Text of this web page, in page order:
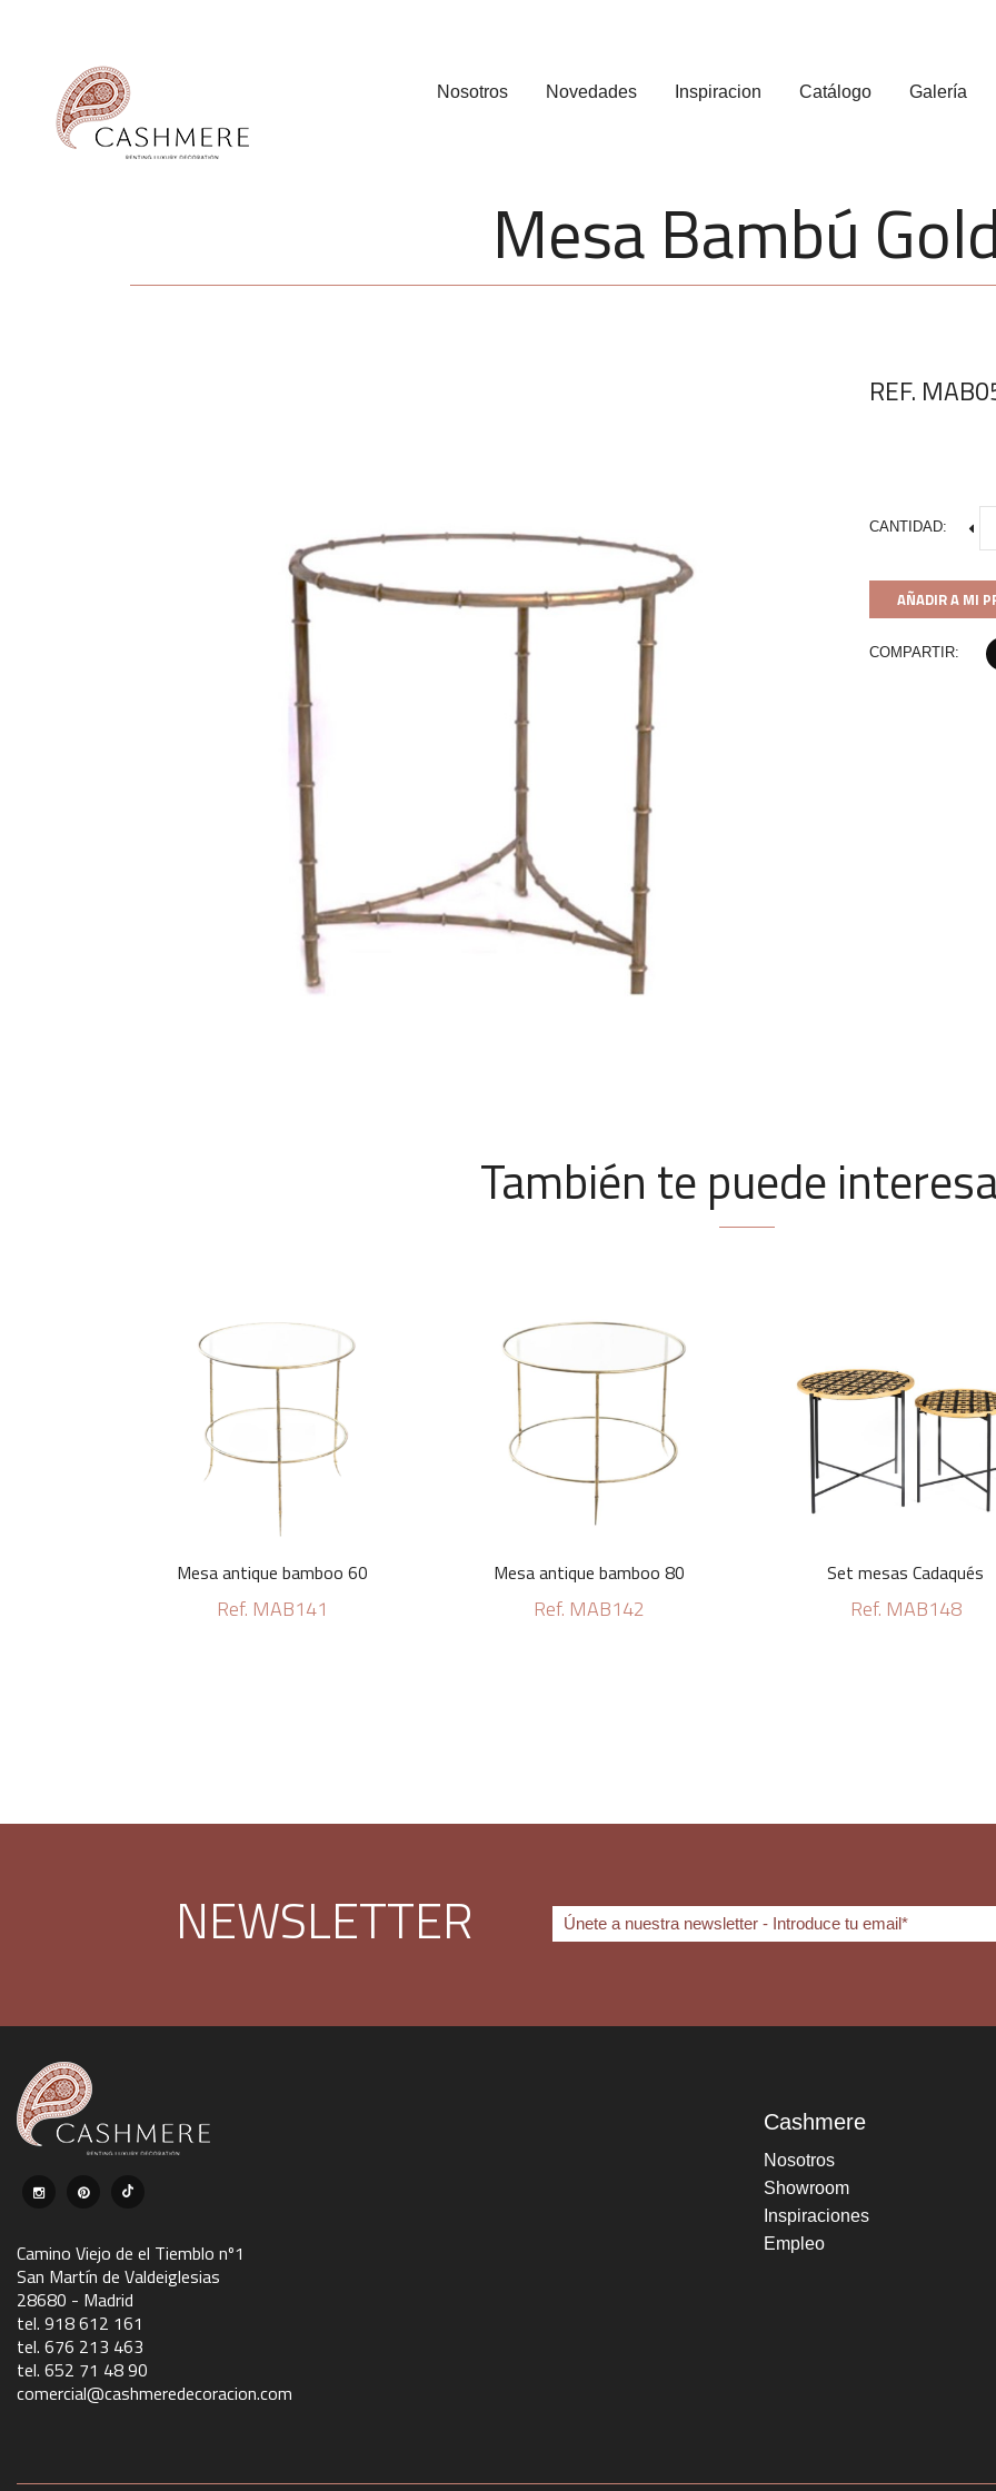
Nosotros Novedades Inspiracion Catálogo Galería
Mesa Bambú
REF.
CANTIDAD:
AÑADIR A MI
COMPARTIR:
También te puede
Mesa antique bamboo 60
Ref. MAB141
Mesa antique bamboo 80
Ref. MAB142
Set mesas Cadaqués
Ref. MAB148
NEWSLETTER
Camino Viejo de el Tiemblo nº1
San Martín de Valdeiglesias
28680 - Madrid
tel. 918 612 161
tel. 676 213 463
tel. 652 71 48 90
comercial@cashmeredecoracion.com
Cashmere
Nosotros
Showroom
Inspiraciones
Empleo